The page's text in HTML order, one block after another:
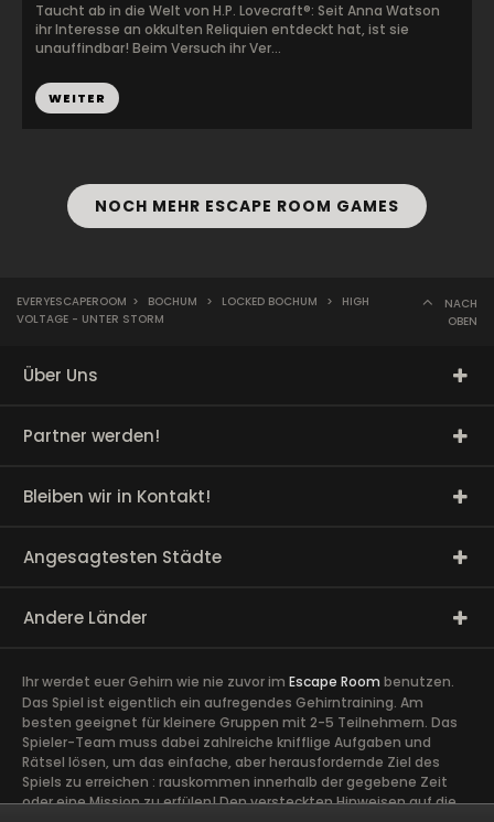
Taucht ab in die Welt von H.P. Lovecraft®: Seit Anna Watson
ihr Interesse an okkulten Reliquien entdeckt hat, ist sie
unauffindbar! Beim Versuch ihr Ver...
WEITER
NOCH MEHR ESCAPE ROOM GAMES
EVERYESCAPEROOM > BOCHUM > LOCKED BOCHUM >
HIGH
VOLTAGE - UNTER STORM
NACH
OBEN
Über Uns
Partner werden!
Bleiben wir in Kontakt!
Angesagtesten Städte
Andere Länder
Ihr werdet euer Gehirn wie nie zuvor im Escape Room benutzen.
Das Spiel ist eigentlich ein aufregendes Gehirntraining. Am
besten geeignet für kleinere Gruppen mit 2-5 Teilnehmern. Das
Spieler-Team muss dabei zahlreiche knifflige Aufgaben und
Rätsel lösen, um das einfache, aber herausfordernde Ziel des
Spiels zu erreichen : rauskommen innerhalb der gegebene Zeit
oder eine Mission zu erfülen! Den versteckten Hinweisen auf die